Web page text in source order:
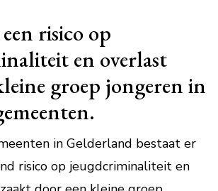
risico op
en overlast
groep jongeren in
in Gelderland bestaat er
risico op jeugdcriminaliteit en